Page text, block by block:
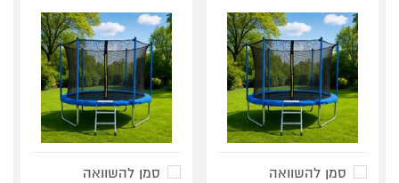
סמן להשוואה
סמן להשוואה